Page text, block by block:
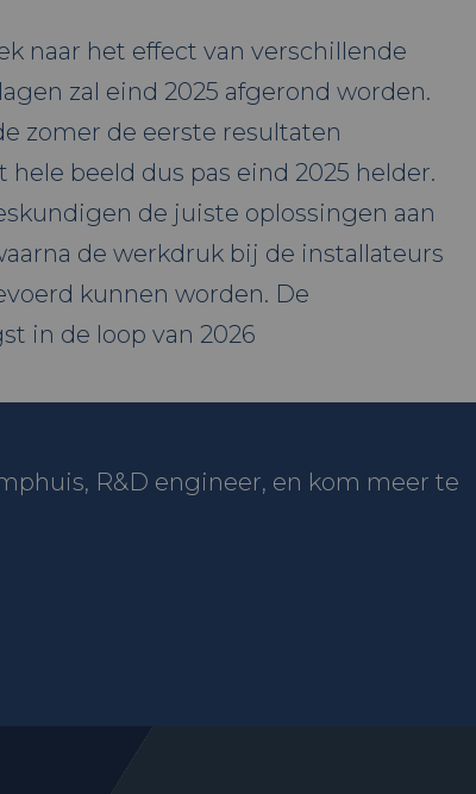
naar het effect van verschillende
zal eind 2025 afgerond worden.
zomer de eerste resultaten
beeld dus pas eind 2025 helder.
de juiste oplossingen aan
de werkdruk bij de installateurs
kunnen worden. De
in de loop van 2026
R&D engineer, en kom meer te